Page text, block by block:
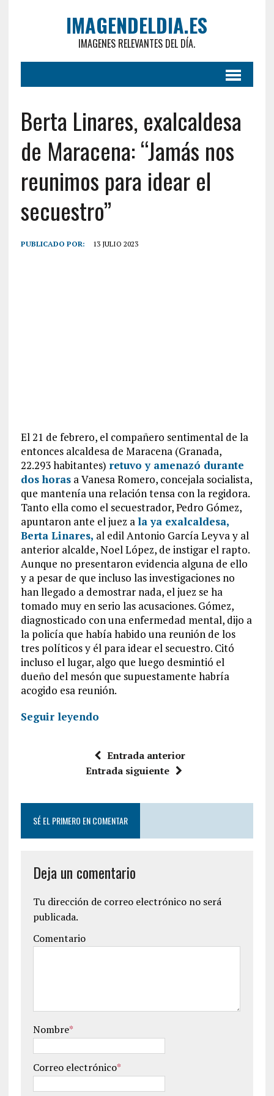
IMAGENDELDIA.ES
IMAGENES RELEVANTES DEL DÍA.
Berta Linares, exalcaldesa
de Maracena: “Jamás nos
reunimos para idear el
secuestro”
PUBLICADO POR: 13 JULIO 2023
El 21 de febrero, el compañero sentimental de la
entonces alcaldesa de Maracena (Granada,
22.293 habitantes) retuvo y amenazó durante
dos horasa Vanesa Romero, concejala socialista,
que mantenía una relación tensa con la regidora.
Tanto ella como el secuestrador, Pedro Gómez,
apuntaron ante el juez ala ya exalcaldesa,
Berta Linares, al edil Antonio García Leyva y al
anterior alcalde, Noel López, de instigar el rapto.
Aunque no presentaron evidencia alguna de ello
y a pesar de que incluso las investigaciones no
han llegado a demostrar nada, el juez se ha
tomado muy en serio las acusaciones. Gómez,
diagnosticado con una enfermedad mental, dijo a
la policía que había habido una reunión de los
tres políticos y él para idear el secuestro. Citó
incluso el lugar, algo que luego desmintió el
dueño del mesón que supuestamente habría
acogido esa reunión.
Seguir leyendo
Entrada anterior
Entrada siguiente
SÉ EL PRIMERO EN COMENTAR
Deja un comentario
Tu dirección de correo electrónico no será
publicada.
Comentario
Nombre*
Correo electrónico*